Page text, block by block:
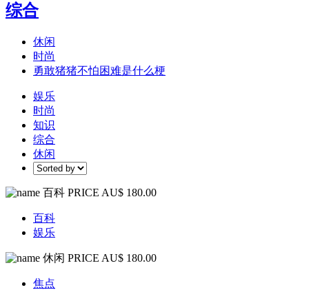
综合
休闲
时尚
勇敢猪猪不怕困难是什么梗
娱乐
时尚
知识
综合
休闲
百科 PRICE AU$ 180.00
百科
娱乐
休闲 PRICE AU$ 180.00
焦点